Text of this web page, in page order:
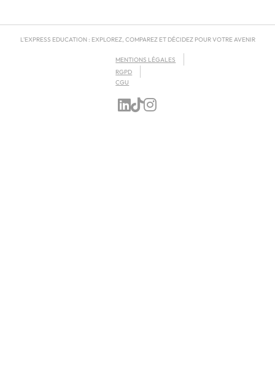
L'EXPRESS EDUCATION : EXPLOREZ, COMPAREZ ET DÉCIDEZ POUR VOTRE AVENIR
MENTIONS LÉGALES
RGPD
CGU